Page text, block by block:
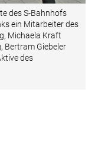
des S-Bahnhofs
ein Mitarbeiter des
Michaela Kraft
Bertram Giebeler
des